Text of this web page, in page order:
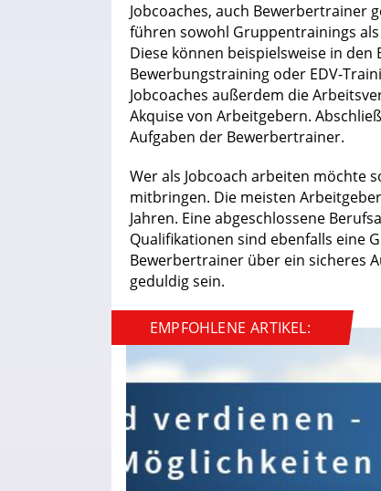
Jobcoaches, auch Bewerbertrainer
führen sowohl Gruppentrainings
Diese können beispielsweise in den
Bewerbungstraining oder EDV-
Jobcoaches außerdem die
Akquise von Arbeitgebern.
Aufgaben der Bewerbertrainer.
Wer als Jobcoach arbeiten möchte
mitbringen. Die meisten
Jahren. Eine abgeschlossene
Qualifikationen sind ebenfalls eine
Bewerbertrainer über ein sicheres
geduldig sein.
EMPFOHLENE ARTIKEL: